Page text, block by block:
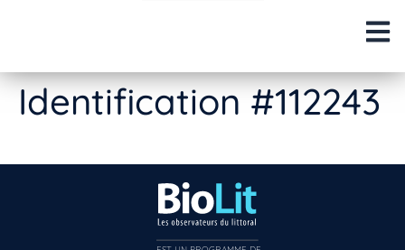
Identification #112243